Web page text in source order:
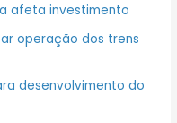
afeta investimento
operação dos trens
desenvolvimento do